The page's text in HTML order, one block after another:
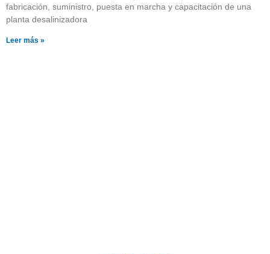
fabricación, suministro, puesta en marcha y capacitación de una
planta desalinizadora
Leer más »